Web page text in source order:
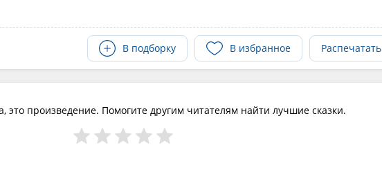
В подборку В избранное Распечатать
это произведение. Помогите другим читателям найти лучшие сказки.